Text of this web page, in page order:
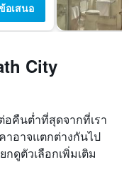
อเสนอ
City
คืนต่ำที่สุดจากที่เรา
าอาจแตกต่างกันไป
ดูตัวเลือกเพิ่มเติม